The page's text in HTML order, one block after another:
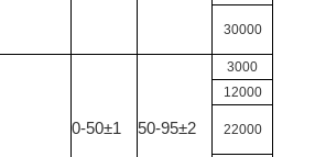
30000
0-50±1 50-95±2
3000
12000
22000